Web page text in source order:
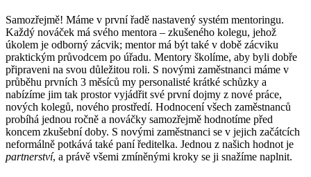
Samozřejmě! Máme v první řadě nastavený systém mentoringu.
Každý nováček má svého mentora – zkušeného kolegu, jehož
úkolem je odborný zácvik; mentor má být také v době zácviku
praktickým průvodcem po úřadu. Mentory školíme, aby byli dobře
připraveni na svou důležitou roli. S novými zaměstnanci máme v
průběhu prvních 3 měsíců my personalisté krátké schůzky a
nabízíme jim tak prostor vyjádřit své první dojmy z nové práce,
nových kolegů, nového prostředí. Hodnocení všech zaměstnanců
probíhá jednou ročně a nováčky samozřejmě hodnotíme před
koncem zkušební doby. S novými zaměstnanci se v jejich začátcích
neformálně potkává také paní ředitelka. Jednou z našich hodnot je
partnerství, a právě všemi zmíněnými kroky se ji snažíme naplnit.